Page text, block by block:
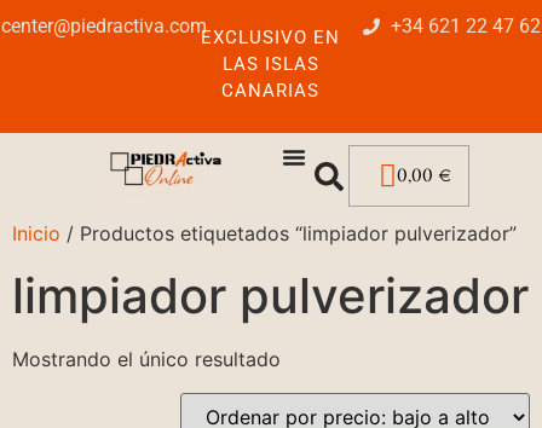
center@piedractiva.comEXCLUSIVO EN
LAS ISLAS
CANARIAS
+34 621 22 47 62
0,00 €
Inicio / Productos etiquetados “limpiador pulverizador”
limpiador pulverizador
Mostrando el único resultado